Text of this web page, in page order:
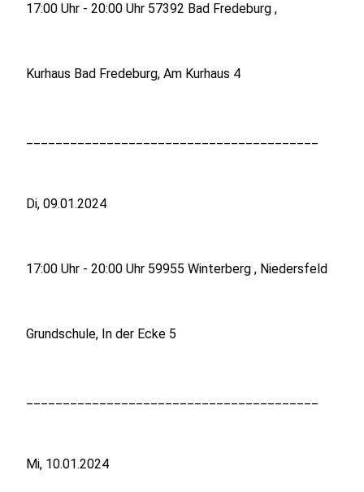
17:00 Uhr - 20:00 Uhr 57392 Bad Fredeburg ,
Kurhaus Bad Fredeburg, Am Kurhaus 4
Di, 09.01.2024
17:00 Uhr - 20:00 Uhr 59955 Winterberg , Niedersfeld
Grundschule, In der Ecke 5
Mi, 10.01.2024